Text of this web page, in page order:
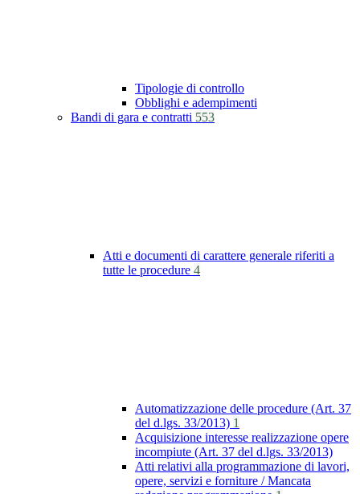
Tipologie di controllo
Obblighi e adempimenti
Bandi di gara e contratti 553
Atti e documenti di carattere generale riferiti a
tutte le procedure 4
Automatizzazione delle procedure (Art. 37
del d.lgs. 33/2013) 1
Acquisizione interesse realizzazione opere
incompiute (Art. 37 del d.lgs. 33/2013)
Atti relativi alla programmazione di lavori,
opere, servizi e forniture / Mancata